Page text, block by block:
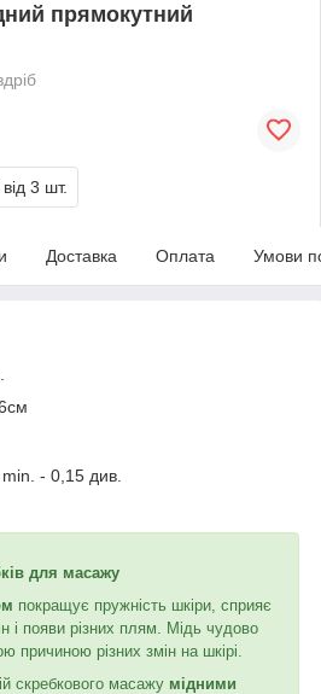
прямокутний
від 3 шт.
Доставка Оплата Умови
- 0,15 див.
для масажу
покращує пружність шкіри, сприяє
і появи різних плям. Мідь чудово
причиною різних змін на шкірі.
скребкового масажу мідними